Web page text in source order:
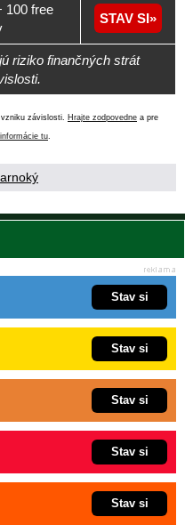
100 free
STAV SI
riziko finančných strát
závislosti. Hrajte zodpovedne a pre
informácie tu
Stav si
Stav si
Stav si
Stav si
Stav si